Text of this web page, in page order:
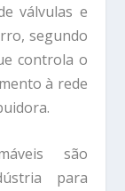
válvulas e
segundo
controla o
à rede
são
para